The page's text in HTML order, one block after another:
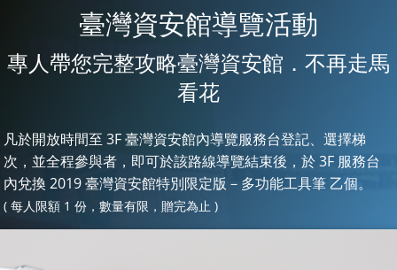
臺灣資安館導覽活動
專人帶您完整攻略臺灣資安館．不再走馬
看花
凡於開放時間至 3F 臺灣資安館內導覽服務台登記、選擇梯
次，並全程參與者，即可於該路線導覽結束後，於 3F 服務台
內兌換 2019 臺灣資安館特別限定版－多功能工具筆 乙個。
( 每人限額 1 份，數量有限，贈完為止 )